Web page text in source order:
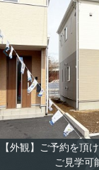
【外観】ご予約を頂
ご見学可